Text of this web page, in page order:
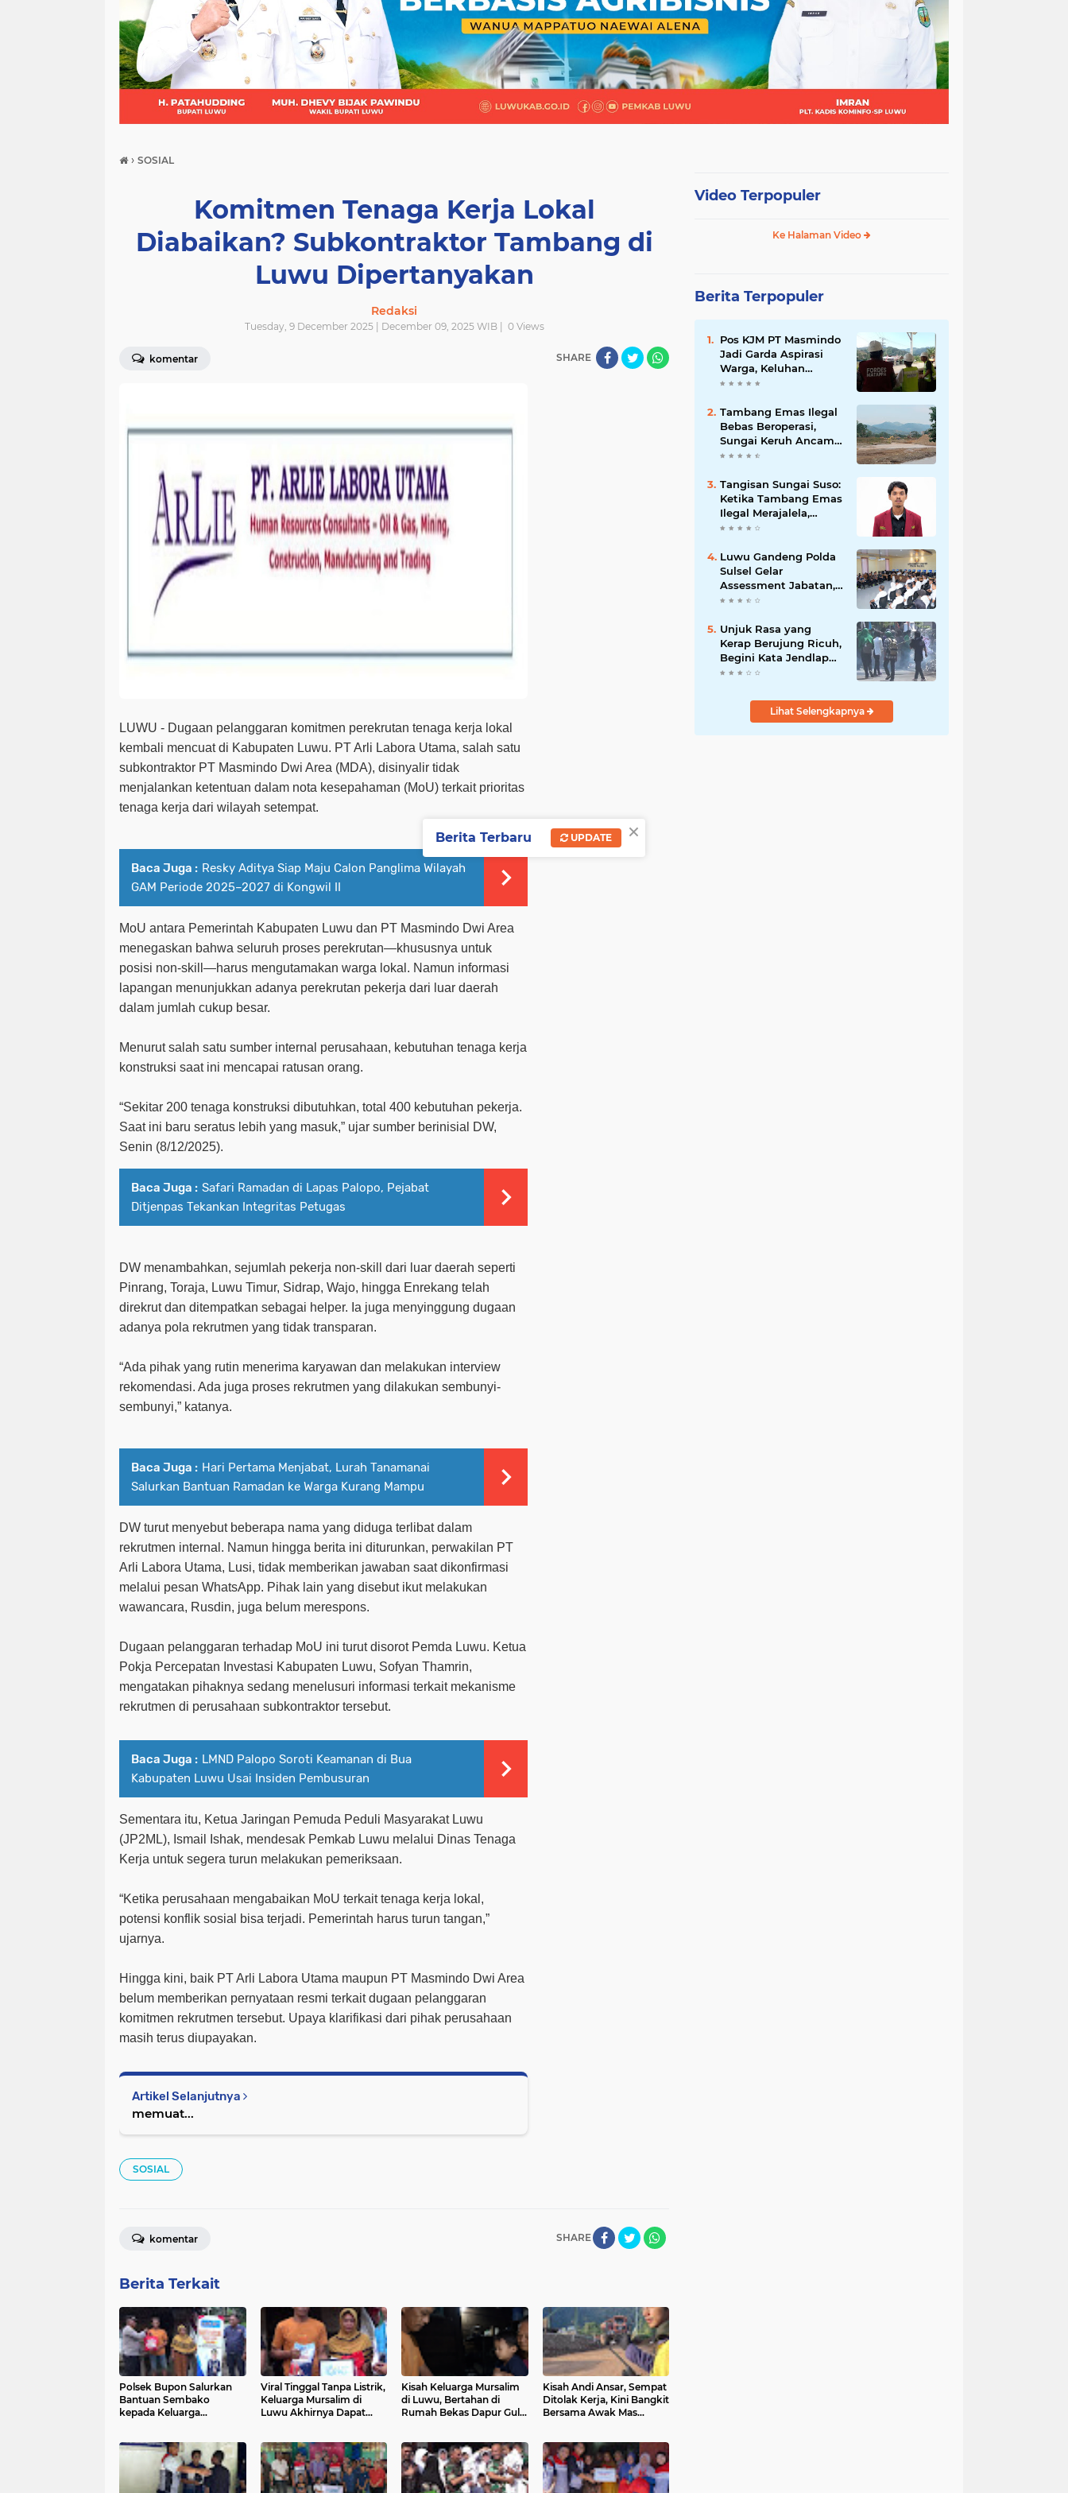
(21) (9) (7)
› SOSIAL
Komitmen Tenaga Kerja Lokal
Diabaikan? Subkontraktor Tambang di
Luwu Dipertanyakan
Redaksi
Tuesday, 9 December 2025 | December 09, 2025 WIB | 0Views
komentar SHARE
LUWU - Dugaan pelanggaran komitmen perekrutan tenaga kerja lokal
kembali mencuat di Kabupaten Luwu. PT Arli Labora Utama, salah satu
subkontraktor PT Masmindo Dwi Area (MDA), disinyalir tidak
menjalankan ketentuan dalam nota kesepahaman (MoU) terkait prioritas
tenaga kerja dari wilayah setempat.
Baca Juga : Resky Aditya Siap Maju Calon Panglima Wilayah
GAM Periode 2025–2027 di Kongwil II
MoU antara Pemerintah Kabupaten Luwu dan PT Masmindo Dwi Area
menegaskan bahwa seluruh proses perekrutan—khususnya untuk
posisi non-skill—harus mengutamakan warga lokal. Namun informasi
lapangan menunjukkan adanya perekrutan pekerja dari luar daerah
dalam jumlah cukup besar.
Menurut salah satu sumber internal perusahaan, kebutuhan tenaga kerja
konstruksi saat ini mencapai ratusan orang.
“Sekitar 200 tenaga konstruksi dibutuhkan, total 400 kebutuhan pekerja.
Saat ini baru seratus lebih yang masuk,” ujar sumber berinisial DW,
Senin (8/12/2025).
Baca Juga : Safari Ramadan di Lapas Palopo, Pejabat
Ditjenpas Tekankan Integritas Petugas
DW menambahkan, sejumlah pekerja non-skill dari luar daerah seperti
Pinrang, Toraja, Luwu Timur, Sidrap, Wajo, hingga Enrekang telah
direkrut dan ditempatkan sebagai helper. Ia juga menyinggung dugaan
adanya pola rekrutmen yang tidak transparan.
“Ada pihak yang rutin menerima karyawan dan melakukan interview
rekomendasi. Ada juga proses rekrutmen yang dilakukan sembunyi-
sembunyi,” katanya.
Baca Juga : Hari Pertama Menjabat, Lurah Tanamanai
Salurkan Bantuan Ramadan ke Warga Kurang Mampu
DW turut menyebut beberapa nama yang diduga terlibat dalam
rekrutmen internal. Namun hingga berita ini diturunkan, perwakilan PT
Arli Labora Utama, Lusi, tidak memberikan jawaban saat dikonfirmasi
melalui pesan WhatsApp. Pihak lain yang disebut ikut melakukan
wawancara, Rusdin, juga belum merespons.
Dugaan pelanggaran terhadap MoU ini turut disorot Pemda Luwu. Ketua
Pokja Percepatan Investasi Kabupaten Luwu, Sofyan Thamrin,
mengatakan pihaknya sedang menelusuri informasi terkait mekanisme
rekrutmen di perusahaan subkontraktor tersebut.
Baca Juga : LMND Palopo Soroti Keamanan di Bua
Kabupaten Luwu Usai Insiden Pembusuran
Sementara itu, Ketua Jaringan Pemuda Peduli Masyarakat Luwu
(JP2ML), Ismail Ishak, mendesak Pemkab Luwu melalui Dinas Tenaga
Kerja untuk segera turun melakukan pemeriksaan.
“Ketika perusahaan mengabaikan MoU terkait tenaga kerja lokal,
potensi konflik sosial bisa terjadi. Pemerintah harus turun tangan,”
ujarnya.
Hingga kini, baik PT Arli Labora Utama maupun PT Masmindo Dwi Area
belum memberikan pernyataan resmi terkait dugaan pelanggaran
komitmen rekrutmen tersebut. Upaya klarifikasi dari pihak perusahaan
masih terus diupayakan.
Artikel Selanjutnya
memuat...
SOSIAL
SHARE
komentar
Berita Terkait
Polsek Bupon Salurkan
Bantuan Sembako
kepada Keluarga
Viral Tinggal Tanpa Listrik,
Keluarga Mursalim di
Luwu Akhirnya Dapat
Kisah Keluarga Mursalim
di Luwu, Bertahan di
Rumah Bekas Dapur Gula
Kisah Andi Ansar, Sempat
Ditolak Kerja, Kini Bangkit
Bersama Awak Mas
Video Terpopuler
Ke Halaman Video
Berita Terpopuler
Pos KJM PT Masmindo
Jadi Garda Aspirasi
Warga, Keluhan
Ditangani Maksimal
Tambang Emas Ilegal
Bebas Beroperasi,
Sungai Keruh Ancam
Sawah dan Air Bersih
Tangisan Sungai Suso:
Ketika Tambang Emas
Ilegal Merajalela,
Negara Seolah
Luwu Gandeng Polda
Sulsel Gelar
Assessment Jabatan,
Perkuat Penempatan
Kompetensi
Unjuk Rasa yang
Kerap Berujung Ricuh,
Begini Kata Jendlap
API
Lihat Selengkapnya
×
Berita Terbaru UPDATE